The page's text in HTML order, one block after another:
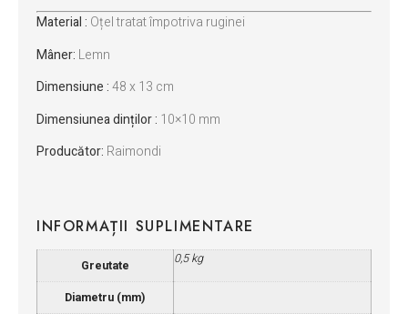
Material : Oțel tratat împotriva ruginei
Mâner: Lemn
Dimensiune :48 x 13 cm
Dimensiunea dinților : 10×10 mm
Producător: Raimondi
INFORMAȚII SUPLIMENTARE
Greutate 0,5 kg
Diametru (mm)